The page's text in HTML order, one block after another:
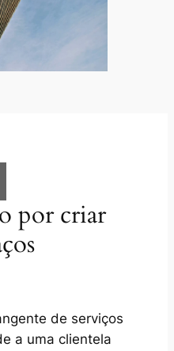
por criar
de serviços
a uma clientela